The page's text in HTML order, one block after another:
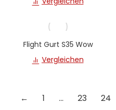
Flight Gurt S35 Wow
Vergleichen
← 1 … 23 24